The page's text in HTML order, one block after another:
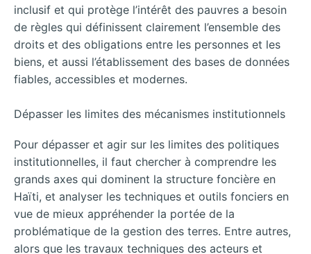
inclusif et qui protège l’intérêt des pauvres a besoin
de règles qui définissent clairement l’ensemble des
droits et des obligations entre les personnes et les
biens, et aussi l’établissement des bases de données
fiables, accessibles et modernes.
Dépasser les limites des mécanismes institutionnels
Pour dépasser et agir sur les limites des politiques
institutionnelles, il faut chercher à comprendre les
grands axes qui dominent la structure foncière en
Haïti, et analyser les techniques et outils fonciers en
vue de mieux appréhender la portée de la
problématique de la gestion des terres. Entre autres,
alors que les travaux techniques des acteurs et